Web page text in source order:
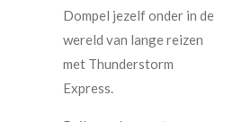
Dompel jezelf onder in de
wereld van lange reizen
met Thunderstorm
Express.